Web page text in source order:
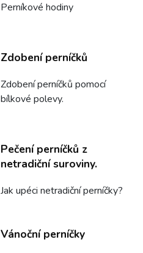
Perníkové hodiny
Zdobení perníčků
Zdobení perníčků pomocí
bílkové polevy.
Pečení perníčků z
netradiční suroviny.
Jak upéci netradiční perníčky?
Vánoční perníčky